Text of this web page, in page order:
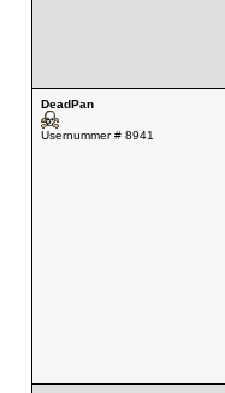
DeadPan
Usernummer # 8941